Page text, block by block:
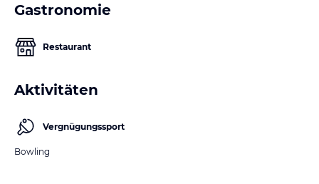
Gastronomie
Restaurant
Aktivitäten
Vergnügungssport
Bowling